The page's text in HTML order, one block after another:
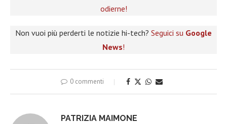
odierne!
Non vuoi più perderti le notizie hi-tech? Seguici su Google
News!
0 commenti
PATRIZIA MAIMONE